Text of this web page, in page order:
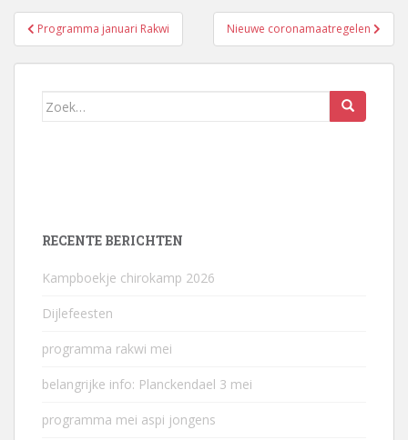
Bericht
navigatie
Programma januari Rakwi Nieuwe coronamaatregelen
Zoek
RECENTE BERICHTEN
Kampboekje chirokamp 2026
Dijlefeesten
programma rakwi mei
belangrijke info: Planckendael 3 mei
programma mei aspi jongens